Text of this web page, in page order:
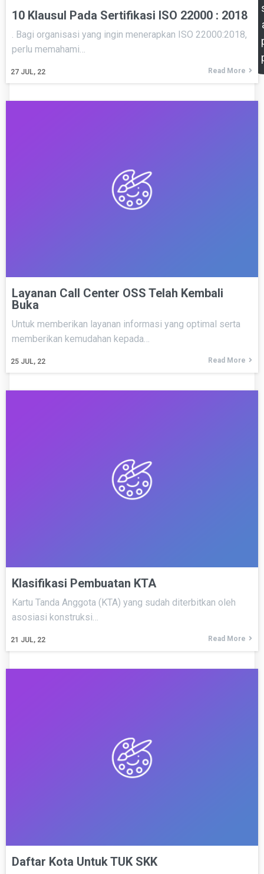
10 Klausul Pada Sertifikasi ISO 22000 : 2018
27 JUL, 22
. Bagi organisasi yang ingin menerapkan ISO 22000:2018,
perlu memahami…
Read More
Layanan Call Center OSS Telah Kembali
Buka
25 JUL, 22
Untuk memberikan layanan informasi yang optimal serta
memberikan kemudahan kepada…
Read More
Klasifikasi Pembuatan KTA
21 JUL, 22
Kartu Tanda Anggota (KTA) yang sudah diterbitkan oleh
asosiasi konstruksi…
Read More
Daftar Kota Untuk TUK SKK